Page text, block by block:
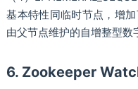
基本特性同临时节点，增
由父节点维护的自增整型数
6. Zookeeper